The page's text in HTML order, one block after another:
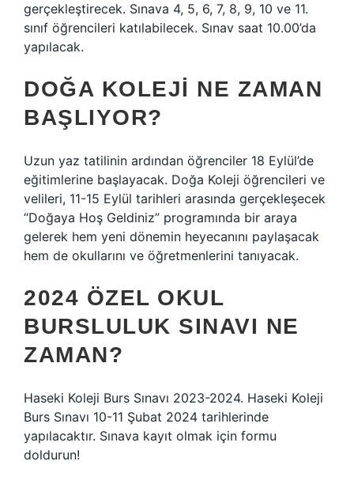
gerçekleştirecek. Sınava 4, 5, 6, 7, 8, 9, 10 ve 11.
sınıf öğrencileri katılabilecek. Sınav saat 10.00’da
yapılacak.
DOĞA KOLEJI NE ZAMAN
BAŞLIYOR?
Uzun yaz tatilinin ardından öğrenciler 18 Eylül’de
eğitimlerine başlayacak. Doğa Koleji öğrencileri ve
velileri, 11-15 Eylül tarihleri ​​arasında gerçekleşecek
“Doğaya Hoş Geldiniz” programında bir araya
gelerek hem yeni dönemin heyecanını paylaşacak
hem de okullarını ve öğretmenlerini tanıyacak.
2024 ÖZEL OKUL
BURSLULUK SINAVI NE
ZAMAN?
Haseki Koleji Burs Sınavı 2023-2024. Haseki Koleji
Burs Sınavı 10-11 Şubat 2024 tarihlerinde
yapılacaktır. Sınava kayıt olmak için formu
doldurun!